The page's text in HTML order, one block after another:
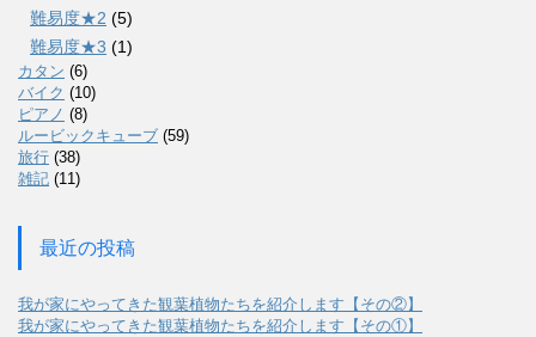
難易度★2 (5)
難易度★3 (1)
カタン (6)
バイク (10)
ピアノ (8)
ルービックキューブ (59)
旅行 (38)
雑記 (11)
最近の投稿
我が家にやってきた観葉植物たちを紹介します【その②】
我が家にやってきた観葉植物たちを紹介します【その①】